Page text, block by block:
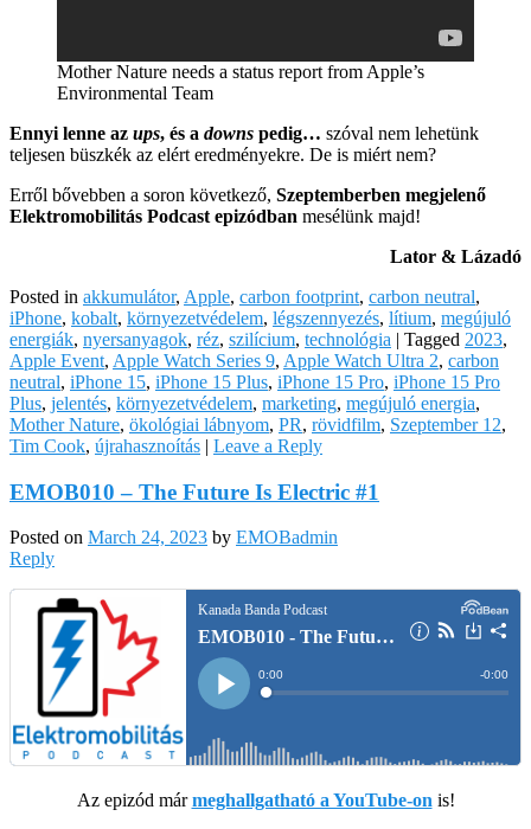
Mother Nature needs a status report from Apple’s
Environmental Team
Ennyi lenne az ups, és a downs pedig… szóval nem lehetünk
teljesen büszkék az elért eredményekre. De is miért nem?
Erről bővebben a soron következő, Szeptemberben megjelenő
Elektromobilitás Podcast epizódban mesélünk majd!
Lator & Lázadó
Posted in akkumulátor, Apple, carbon footprint, carbon neutral,
iPhone, kobalt, környezetvédelem, légszennyezés, lítium, megújuló
energiák, nyersanyagok, réz, szilícium, technológia | Tagged 2023,
Apple Event, Apple Watch Series 9, Apple Watch Ultra 2, carbon
neutral, iPhone 15, iPhone 15 Plus, iPhone 15 Pro, iPhone 15 Pro
Plus, jelentés, környezetvédelem, marketing, megújuló energia,
Mother Nature, ökológiai lábnyom, PR, rövidfilm, Szeptember 12,
Tim Cook, újrahasznoítás | Leave a Reply
EMOB010 – The Future Is Electric #1
Posted on March 24, 2023 by EMOBadmin
Reply
Az epizód mármeghallgatható a YouTube-on is!